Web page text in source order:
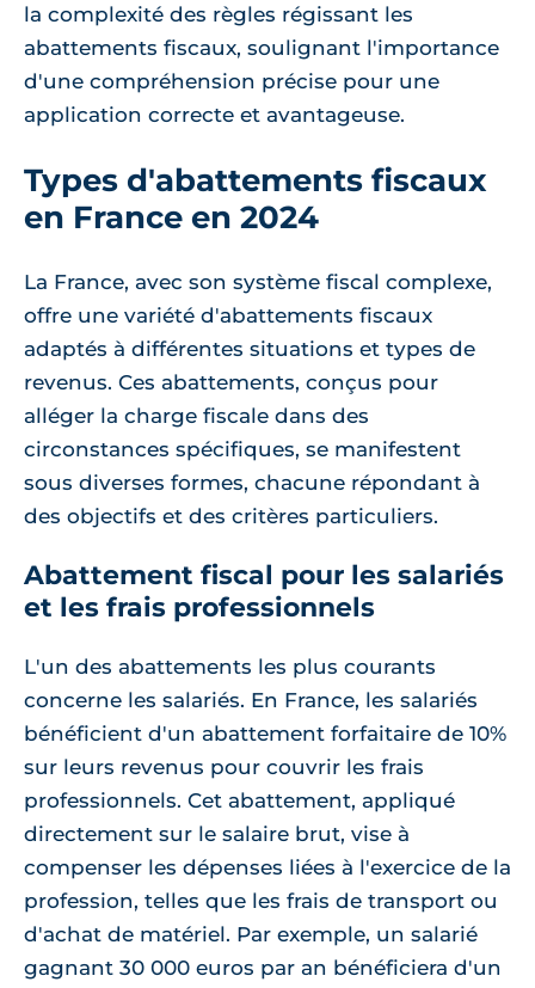
la complexité des règles régissant les
abattements fiscaux, soulignant l'importance
d'une compréhension précise pour une
application correcte et avantageuse.
Types d'abattements fiscaux
en France en 2024
La France, avec son système fiscal complexe,
offre une variété d'abattements fiscaux
adaptés à différentes situations et types de
revenus. Ces abattements, conçus pour
alléger la charge fiscale dans des
circonstances spécifiques, se manifestent
sous diverses formes, chacune répondant à
des objectifs et des critères particuliers.
Abattement fiscal pour les salariés
et les frais professionnels
L'un des abattements les plus courants
concerne les salariés. En France, les salariés
bénéficient d'un abattement forfaitaire de 10%
sur leurs revenus pour couvrir les frais
professionnels. Cet abattement, appliqué
directement sur le salaire brut, vise à
compenser les dépenses liées à l'exercice de la
profession, telles que les frais de transport ou
d'achat de matériel. Par exemple, un salarié
gagnant 30 000 euros par an bénéficiera d'un